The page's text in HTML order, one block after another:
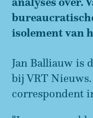
isolement van
Jan Balliauw is
bij VRT
correspondent